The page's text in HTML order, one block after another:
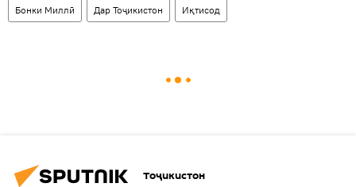
Бонки Миллӣ Дар Тоҷикистон Иқтисод
Тоҷикистон